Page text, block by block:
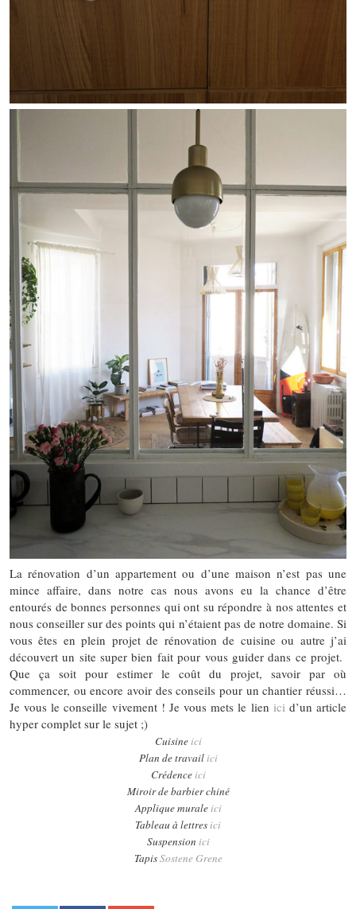
La rénovation d’un appartement ou d’une maison n’est pas une
mince affaire, dans notre cas nous avons eu la chance d’être
entourés de bonnes personnes qui ont su répondre à nos attentes et
nous conseiller sur des points qui n’étaient pas de notre domaine. Si
vous êtes en plein projet de rénovation de cuisine ou autre j’ai
découvert un site super bien fait pour vous guider dans ce projet.
Que ça soit pour estimer le coût du projet, savoir par où
commencer, ou encore avoir des conseils pour un chantier réussi…
Je vous le conseille vivement ! Je vous mets le lien ici d’un article
hyper complet sur le sujet ;)
Cuisineici
Plan de travailici
Crédenceici
Miroir de barbier chiné
Applique muraleici
Tableau à lettresici
Suspension ici
TapisSostene Grene